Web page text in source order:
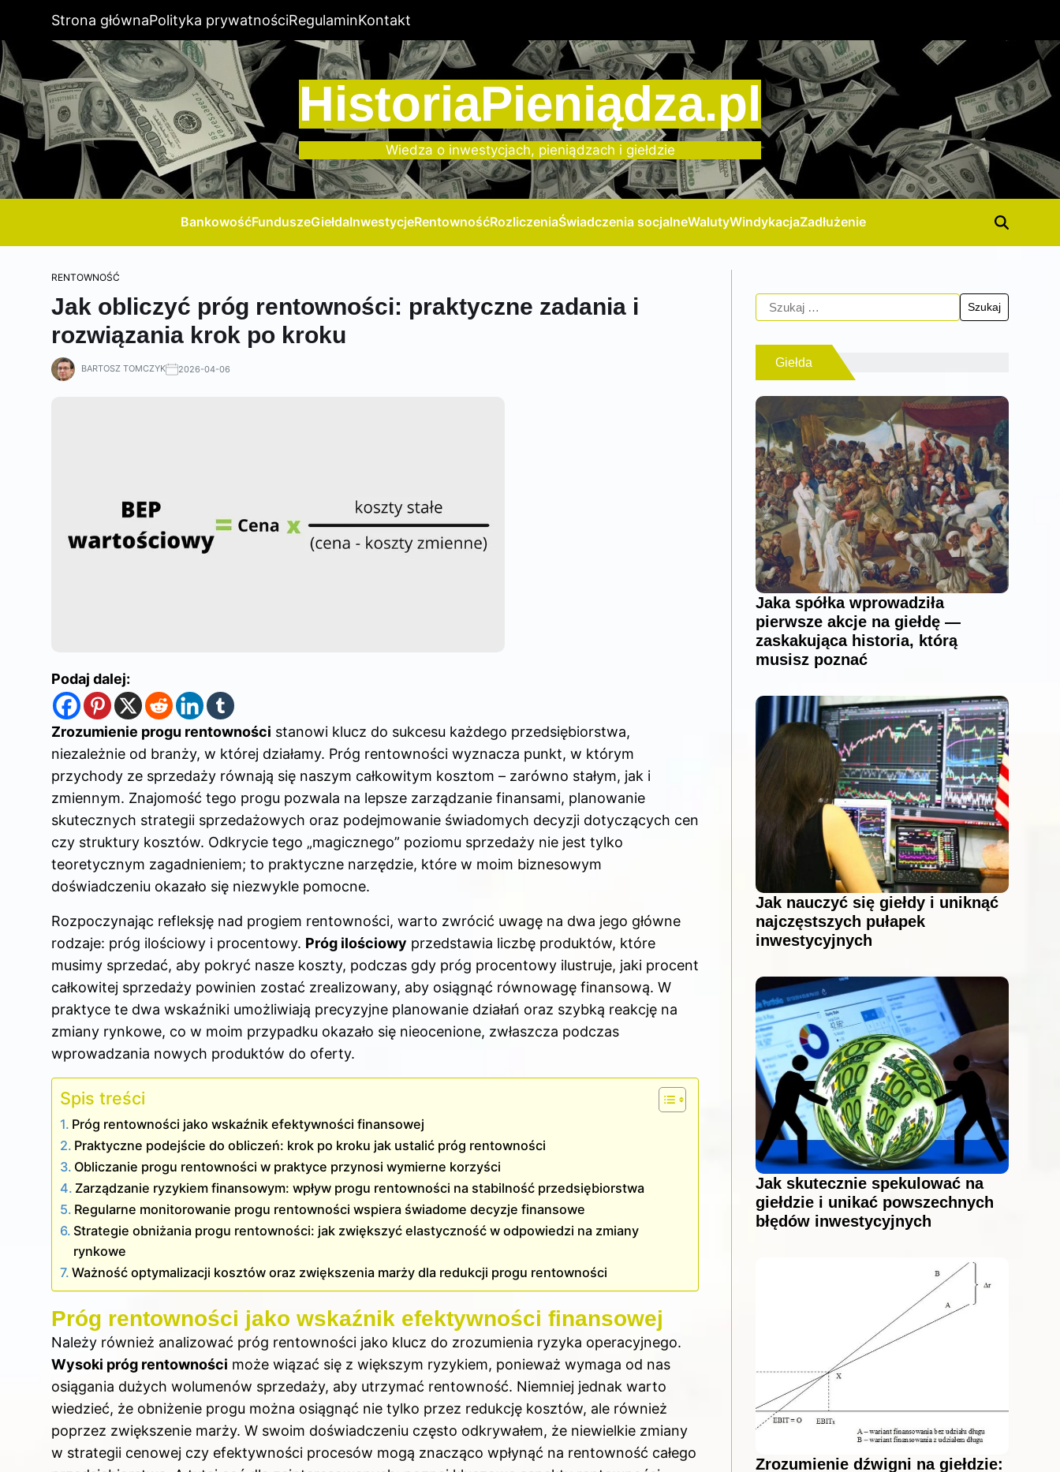
Strona głównaPolityka prywatnościRegulaminKontakt
HistoriaPieniądza.pl
Wiedza o inwestycjach, pieniądzach i giełdzie
BankowośćFunduszeGiełdaInwestycjeRentownośćRozliczeniaŚwiadczenia socjalneWalutyWindykacjaZadłużenie
RENTOWNOŚĆ
Jak obliczyć próg rentowności: praktyczne zadania i
rozwiązania krok po kroku
BARTOSZ TOMCZYK 2026-04-06
Podaj dalej:
Zrozumienie progu rentowności stanowi klucz do sukcesu każdego przedsiębiorstwa,
niezależnie od branży, w której działamy. Próg rentowności wyznacza punkt, w którym
przychody ze sprzedaży równają się naszym całkowitym kosztom – zarówno stałym, jak i
zmiennym. Znajomość tego progu pozwala na lepsze zarządzanie finansami, planowanie
skutecznych strategii sprzedażowych oraz podejmowanie świadomych decyzji dotyczących cen
czy struktury kosztów. Odkrycie tego „magicznego” poziomu sprzedaży nie jest tylko
teoretycznym zagadnieniem; to praktyczne narzędzie, które w moim biznesowym
doświadczeniu okazało się niezwykle pomocne.
Rozpoczynając refleksję nad progiem rentowności, warto zwrócić uwagę na dwa jego główne
rodzaje: próg ilościowy i procentowy. Próg ilościowy przedstawia liczbę produktów, które
musimy sprzedać, aby pokryć nasze koszty, podczas gdy próg procentowy ilustruje, jaki procent
całkowitej sprzedaży powinien zostać zrealizowany, aby osiągnąć równowagę finansową. W
praktyce te dwa wskaźniki umożliwiają precyzyjne planowanie działań oraz szybką reakcję na
zmiany rynkowe, co w moim przypadku okazało się nieocenione, zwłaszcza podczas
wprowadzania nowych produktów do oferty.
Spis treści
Próg rentowności jako wskaźnik efektywności finansowej
Praktyczne podejście do obliczeń: krok po kroku jak ustalić próg rentowności
Obliczanie progu rentowności w praktyce przynosi wymierne korzyści
Zarządzanie ryzykiem finansowym: wpływ progu rentowności na stabilność przedsiębiorstwa
Regularne monitorowanie progu rentowności wspiera świadome decyzje finansowe
Strategie obniżania progu rentowności: jak zwiększyć elastyczność w odpowiedzi na zmiany
rynkowe
Ważność optymalizacji kosztów oraz zwiększenia marży dla redukcji progu rentowności
Próg rentowności jako wskaźnik efektywności finansowej
Należy również analizować próg rentowności jako klucz do zrozumienia ryzyka operacyjnego.
Wysoki próg rentowności może wiązać się z większym ryzykiem, ponieważ wymaga od nas
osiągania dużych wolumenów sprzedaży, aby utrzymać rentowność. Niemniej jednak warto
wiedzieć, że obniżenie progu można osiągnąć nie tylko przez redukcję kosztów, ale również
poprzez zwiększenie marży. W swoim doświadczeniu często odkrywałem, że niewielkie zmiany
w strategii cenowej czy efektywności procesów mogą znacząco wpłynąć na rentowność całego
Giełda
Jaka spółka wprowadziła
pierwsze akcje na giełdę —
zaskakująca historia, którą
musisz poznać
Jak nauczyć się giełdy i uniknąć
najczęstszych pułapek
inwestycyjnych
Jak skutecznie spekulować na
giełdzie i unikać powszechnych
błędów inwestycyjnych
Zrozumienie dźwigni na giełdzie: